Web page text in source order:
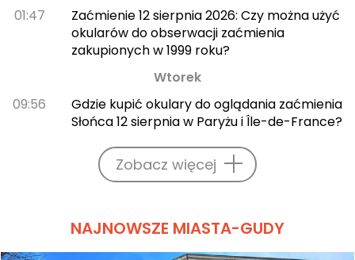
01:47
Zaćmienie 12 sierpnia 2026: Czy można użyć
okularów do obserwacji zaćmienia
zakupionych w 1999 roku?
Wtorek
09:56
Gdzie kupić okulary do oglądania zaćmienia
Słońca 12 sierpnia w Paryżu i Île-de-France?
Zobacz więcej
NAJNOWSZE MIASTA-GUDY